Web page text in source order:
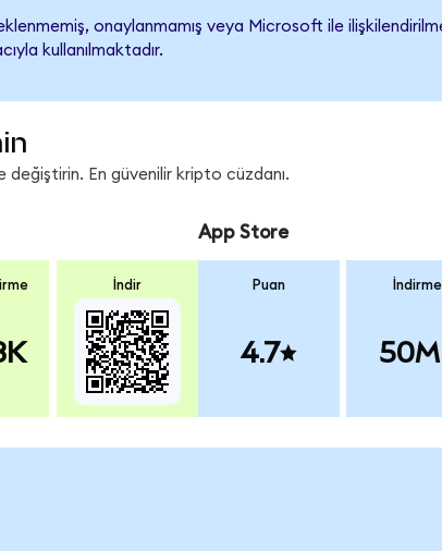
onaylanmamış veya Microsoft ile
kullanılmaktadır.
değiştirin. En güvenilir kripto cüzdanı.
İndir
App Store
Puan
4.7
İndirme